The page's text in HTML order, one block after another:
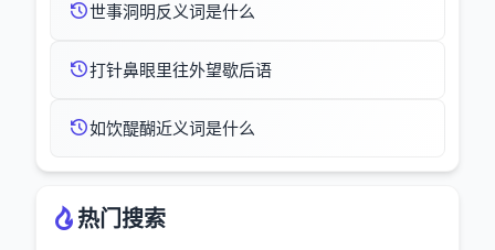
世事洞明反义词是什么
打针鼻眼里往外望歇后语
如饮醍醐近义词是什么
热门搜索